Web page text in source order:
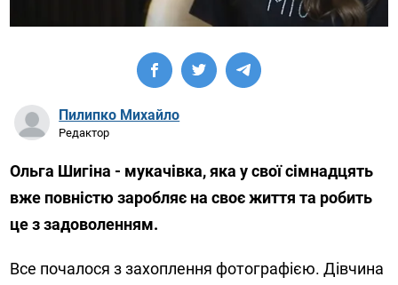
Пилипко Михайло
Редактор
Ольга Шигіна - мукачівка, яка у свої сімнадцять
вже повністю заробляє на своє життя та робить
це з задоволенням.
Все почалося з захоплення фотографією. Дівчина